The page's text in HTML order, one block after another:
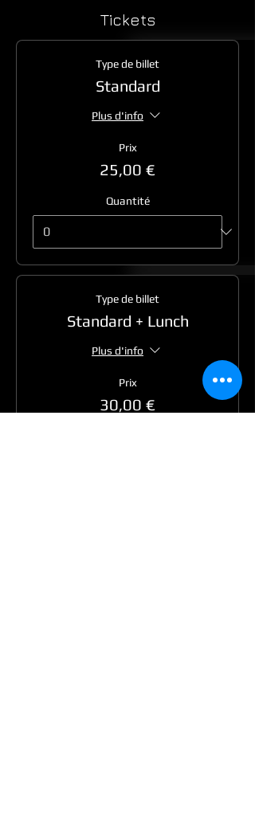
Tickets
Type de billet
Standard
Plus d'info
Prix
25,00 €
Quantité
Type de billet
Standard + Lunch
Plus d'info
Prix
30,00 €